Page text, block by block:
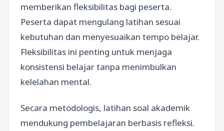
memberikan fleksibilitas bagi peserta.
Peserta dapat mengulang latihan sesuai
kebutuhan dan menyesuaikan tempo belajar.
Fleksibilitas ini penting untuk menjaga
konsistensi belajar tanpa menimbulkan
kelelahan mental.
Secara metodologis, latihan soal akademik
mendukung pembelajaran berbasis refleksi.